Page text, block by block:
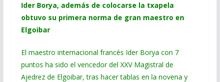
Ider Borya, además de colocarse la txapela
obtuvo su primera norma de gran maestro en
Elgoibar
El maestro internacional francés Ider Borya con 7
puntos ha sido el vencedor del XXV Magistral de
Ajedrez de Elgoibar, tras hacer tablas en la novena y